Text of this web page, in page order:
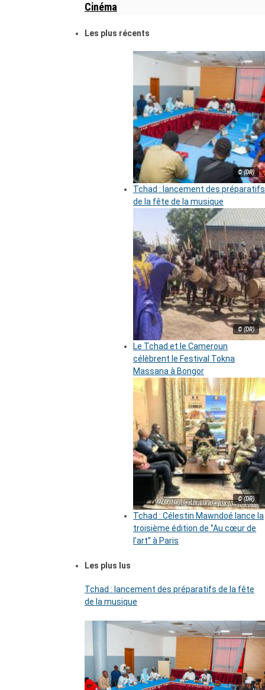
Cinéma
Les plus récents
© (DR)
Tchad : lancement des préparatifs
de la fête de la musique
© (DR)
Le Tchad et le Cameroun
célèbrent le Festival Tokna
Massana à Bongor
© (DR)
Tchad : Célestin Mawndoé lance la
troisième édition de ‘’Au cœur de
l’art’’ à Paris
Les plus lus
Tchad : lancement des préparatifs de la fête
de la musique